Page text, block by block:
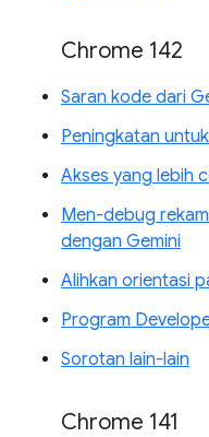
Chrome 142
Saran kode dari
Peningkatan
Akses yang lebih
Men-debug
dengan Gemini
Alihkan orientasi
Program
Sorotan lain-lain
Chrome 141